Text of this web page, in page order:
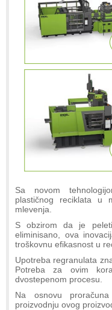
Sa novom
plastičnog reciklata u
mlevenja.
S obzirom da je
eliminisano, ova
troškovnu efikasnost u
Upotreba regranulata
Potreba za ovim
dvostepenom procesu.
Na osnovu
proizvodnju ovog